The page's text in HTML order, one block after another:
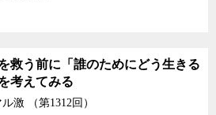
で、次の世代にバトンタッチする方が
ない。戦うためには仲間が必要だ。ま
救う前に「誰のためにどう生きる
考えてみる
ル激 （第1312回）